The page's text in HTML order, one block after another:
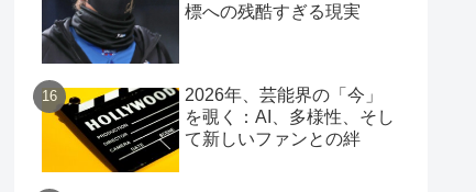
標への残酷すぎる現実
2026年、芸能界の「今」
を覗く：AI、多様性、そし
て新しいファンとの絆